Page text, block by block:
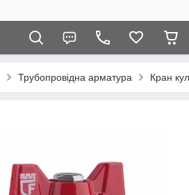
Трубопровідна арматура Кран